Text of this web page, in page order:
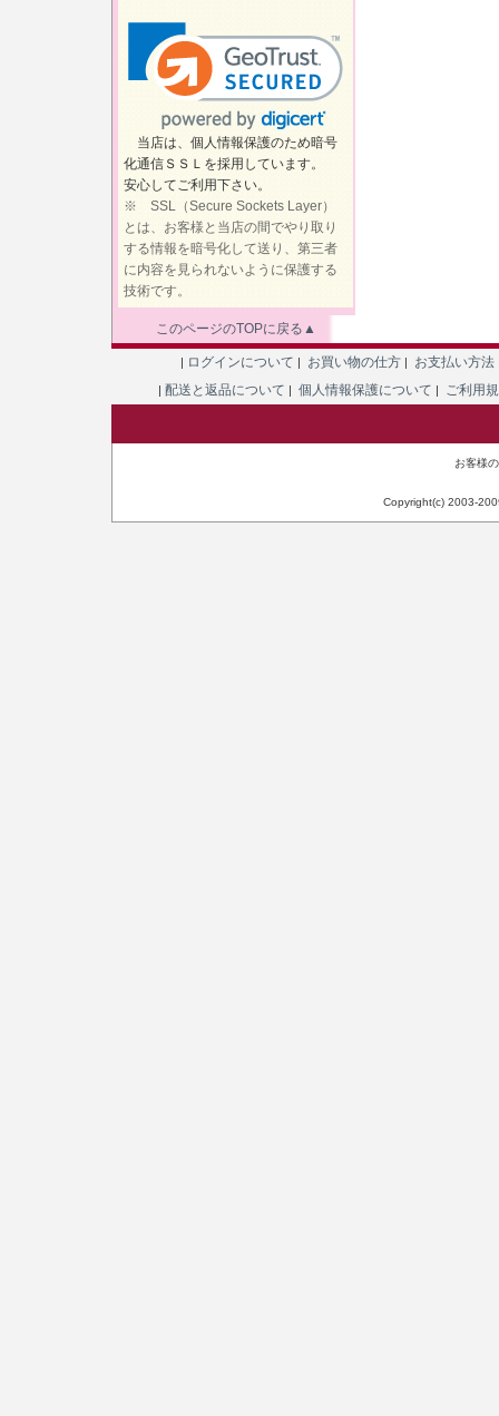
当店は、個人情報保護のため暗号
化通信ＳＳＬを採用しています。
安心してご利用下さい。
※ SSL（Secure Sockets Layer）
とは、お客様と当店の間でやり取り
する情報を暗号化して送り、第三者
に内容を見られないように保護する
技術です。
このページのTOPに戻る▲
| ログインについて | お買い物の仕方 | お支払い方法
| 配送と返品について | 個人情報保護について | ご利用
お客様
Copyright(c) 2003-